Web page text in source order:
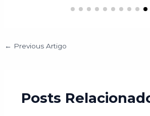
← Previous Artigo
Posts